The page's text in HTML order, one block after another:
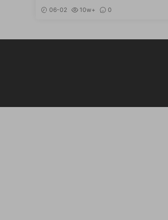
06-02 10w+ 0